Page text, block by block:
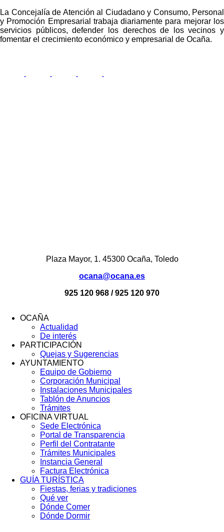
La Concejalía de Atención al Ciudadano y Consumo, Personal
y Promoción Empresarial trabaja diariamente para mejorar los
servicios públicos, defender los derechos de los vecinos y
fomentar el crecimiento económico y empresarial de Ocaña.
Plaza Mayor, 1. 45300 Ocaña, Toledo
ocana@ocana.es
925 120 968 / 925 120 970
OCAÑA
Actualidad
De interés
PARTICIPACIÓN
Quejas y Sugerencias
AYUNTAMIENTO
Equipo de Gobierno
Corporación Municipal
Instalaciones Municipales
Tablón de Anuncios
Trámites
OFICINA VIRTUAL
Sede Electrónica
Portal de Transparencia
Perfil del Contratante
Trámites Municipales
Instancia General
Factura Electrónica
GUÍA TURÍSTICA
Fiestas, ferias y tradiciones
Qué ver
Dónde Comer
Dónde Dormir